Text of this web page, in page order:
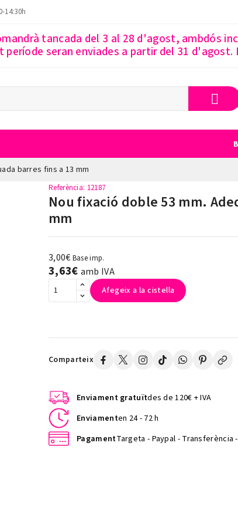
14:30h
tancada del 3 al 28 d'agost, ambdós
seran enviades a partir del 31 d'agost.
barres fins a 13 mm
Referència: 12187
Nou fixació doble 53 mm.
mm
3,00€ Base imp.
3,63€ amb IVA
Afegeix a la cistella
Comparteix
Enviament gratuïtdes de 120€ + IVA
Enviamenten 24 - 72 h
PagamentTargeta - Paypal - Transferència